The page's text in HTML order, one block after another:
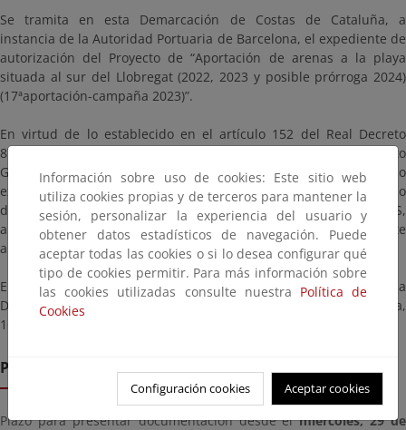
Se tramita en esta Demarcación de Costas de Cataluña, a
instancia de la Autoridad Portuaria de Barcelona, el expediente de
autorización del Proyecto de “Aportación de arenas a la playa
situada al sur del Llobregat (2022, 2023 y posible prórroga 2024)
(17ªaportación-campaña 2023)”.
En virtud de lo establecido en el artículo 152 del Real Decreto
876/2014, de 10 de octubre, por el que se aprueba el Reglamento
General de Costas se somete a información pública el mencionado
expediente para que cuantos interesados y público en general lo
deseen puedan formular alegaciones en el plazo de VEINTE DÍAS,
a contar desde el día siguiente a la publicación del presente
anuncio.
El expediente podrá ser examinado en las dependencias de la
Demarcación de Costas de Cataluña, sita en la Calle de la Marina,
16-18, planta 14B (Barcelona) o en esta página.
Plazo de remisión
Plazo para presentar documentación desde elmiércoles, 29 de
Información sobre uso de cookies: Este sitio web
utiliza cookies propias y de terceros para mantener la
sesión, personalizar la experiencia del usuario y
obtener datos estadísticos de navegación. Puede
aceptar todas las cookies o si lo desea configurar qué
tipo de cookies permitir. Para más información sobre
las cookies utilizadas consulte nuestra Política de
Cookies
Configuración cookies Aceptar cookies